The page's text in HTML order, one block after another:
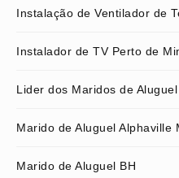
Instalação de Ventilador de
Instalador de TV Perto de
Lider dos Maridos de Aluguel
Marido de Aluguel Alphaville
Marido de Aluguel BH